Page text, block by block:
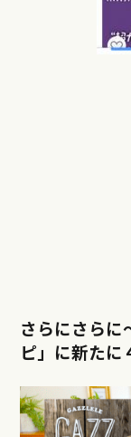
さらにさらに
ピ」に新たに